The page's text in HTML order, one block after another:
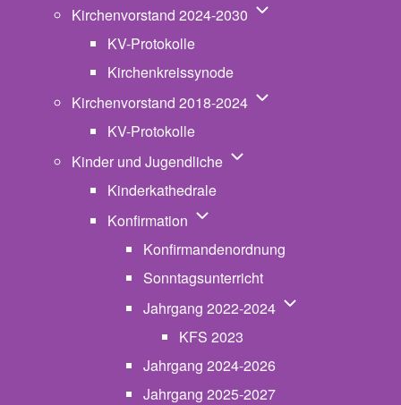
Kirchenvorstand 2024-2030 Unternavigation von
KV-Protokolle
Kirchenkreissynode
Kirchenvorstand 2018-2024 Unternavigation von
KV-Protokolle
Kinder und Jugendliche Unternavigation von
Kinderkathedrale
Konfirmation Unternavigation von
Konfirmandenordnung
Sonntagsunterricht
Jahrgang 2022-2024 Unternavigation
KFS 2023
Jahrgang 2024-2026
Jahrgang 2025-2027